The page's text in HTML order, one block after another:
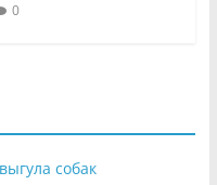
0
собак